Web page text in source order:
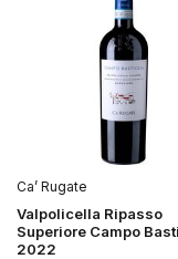
Ca’ Rugate
Valpolicella Ripasso
Superiore Campo
2022